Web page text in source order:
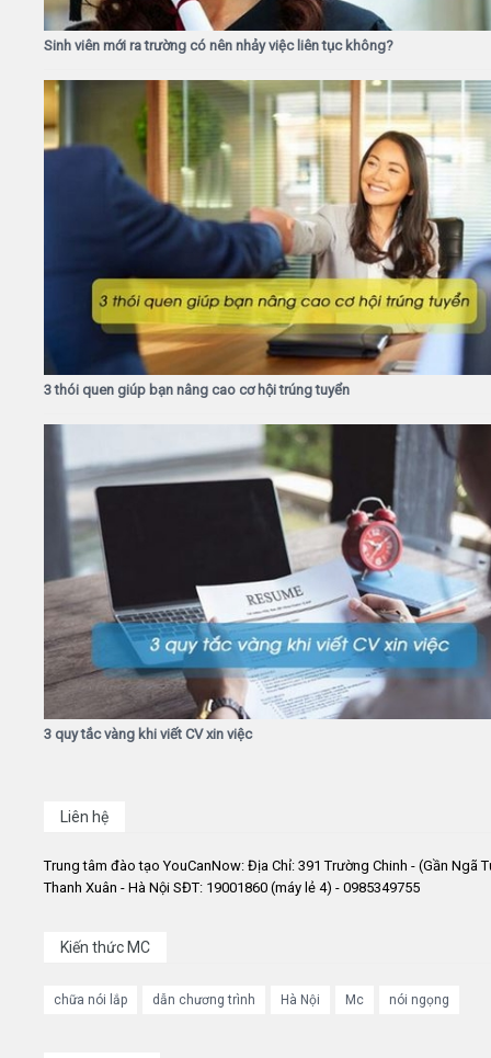
Sinh viên mới ra trường có nên nhảy việc liên tục không?
3 thói quen giúp bạn nâng cao cơ hội trúng tuyển
3 quy tắc vàng khi viết CV xin việc
Liên hệ
Trung tâm đào tạo YouCanNow: Địa Chỉ: 391 Trường Chinh - (Gần Ngã
Thanh Xuân - Hà Nội SĐT: 19001860 (máy lẻ 4) - 0985349755
Kiến thức MC
chữa nói lắp dẫn chương trình Hà Nội Mc nói ngọng